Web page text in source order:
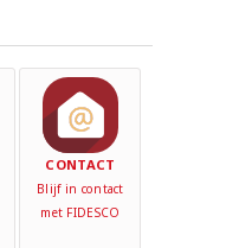
CONTACT
Blijf in contact
met FIDESCO